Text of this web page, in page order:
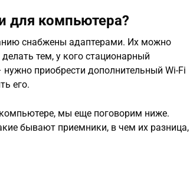
для компьютера?
снабжены адаптерами. Их можно
тем, у кого стационарный
приобрести дополнительный Wi-Fi
его.
мы еще поговорим ниже.
бывают приемники, в чем их разница,